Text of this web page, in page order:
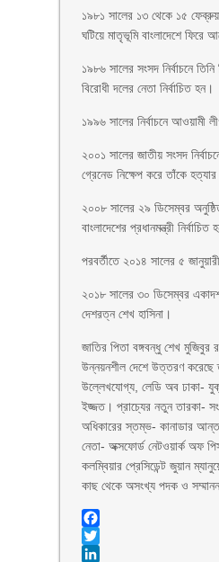
১৯৮১ সালের ১৩ থেকে ১৫
ঘটিয়ে মাতৃভূমি বাংলাদেশে ফিরে
১৯৮৬ সালের সংসদ নির্বাচনে
বিরোধী দলের নেতা নির্বাচিত হন।
১৯৯৬ সালের নির্বাচনে আওয়ামী
২০০১ সালের জাতীয় সংসদ
গ্রেনেড নিক্ষেপ করে তাঁকে
২০০৮ সালের ২৯ ডিসেম্বর
বাংলাদেশের প্রধানমন্ত্রী নির্বাচিত
পরবর্তীতে ২০১৪ সালের ৫
২০১৮ সালের ৩০ ডিসেম্বর একাদশ
দেশরত্ন শেখ হাসিনা।
জাতির পিতা বঙ্গবন্ধু শেখ
উন্নয়নশীল দেশে উত্তরণ করেছে
উল্লেখযোগ্য, লেডি অব ঢাকা-
ইজ্জত। প্রাচ্যের নতুন তারকা-
অধিকারের স্তম্ভ- কানাডার
নেতা- অক্সফোর্ড নেটওয়ার্ক অফ
কলম্বিয়ার প্রেসিডেন্ট জুয়ান
কাছ থেকে অসংখ্য পদক ও
Facebook
Twitter